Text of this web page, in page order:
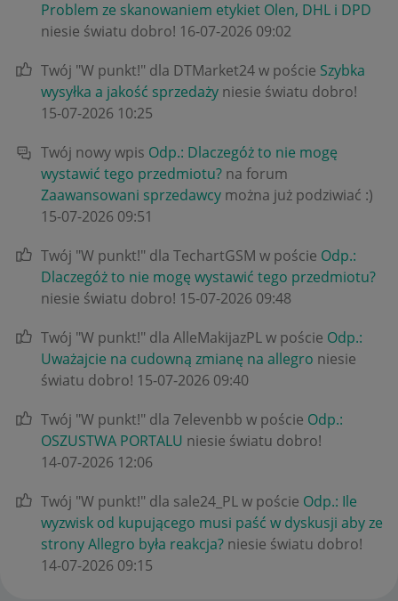
Problem ze skanowaniem etykiet Olen, DHL i DPD
niesie światu dobro! ‎16-07-2026 09:02
Twój "W punkt!" dla DTMarket24 w poście Szybka
wysyłka a jakość sprzedaży niesie światu dobro!
‎15-07-2026 10:25
Twój nowy wpis Odp.: Dlaczegóż to nie mogę
wystawić tego przedmiotu? na forum
Zaawansowani sprzedawcy można już podziwiać :)
‎15-07-2026 09:51
Twój "W punkt!" dla TechartGSM w poście Odp.:
Dlaczegóż to nie mogę wystawić tego przedmiotu?
niesie światu dobro! ‎15-07-2026 09:48
Twój "W punkt!" dla AlleMakijazPL w poście Odp.:
Uważajcie na cudowną zmianę na allegro niesie
światu dobro! ‎15-07-2026 09:40
Twój "W punkt!" dla 7elevenbb w poście Odp.:
OSZUSTWA PORTALU niesie światu dobro!
‎14-07-2026 12:06
Twój "W punkt!" dla sale24_PL w poście Odp.: Ile
wyzwisk od kupującego musi paść w dyskusji aby ze
strony Allegro była reakcja? niesie światu dobro!
‎14-07-2026 09:15